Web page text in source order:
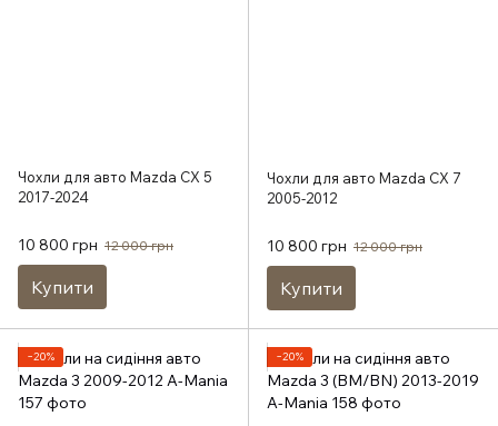
Чохли для авто Mazda CX 5
2017-2024
10 800 грн 12 000 грн
Купити
Чохли для авто Mazda CX 7
2005-2012
10 800 грн 12 000 грн
Купити
−20% −20%